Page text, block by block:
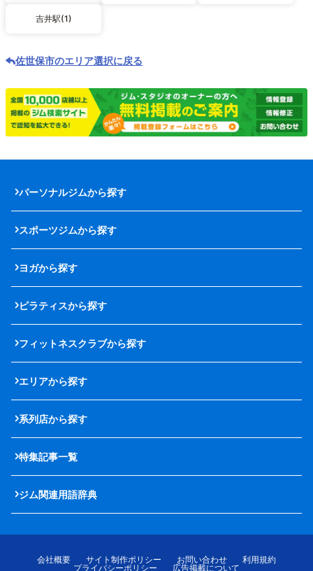
吉井駅(1)
佐世保市のエリア選択に戻る
パーソナルジムから探す
スポーツジムから探す
ヨガから探す
ピラティスから探す
フィットネスクラブから探す
エリアから探す
系列店から探す
特集記事一覧
ジム関連用語辞典
会社概要 サイト制作ポリシー お問い合わせ
利用規約
プライバシーポリシー
広告掲載について